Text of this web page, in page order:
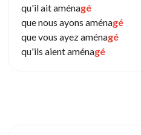
qu'il ait aménagé
que nous ayons aménagé
que vous ayez aménagé
qu'ils aient aménagé